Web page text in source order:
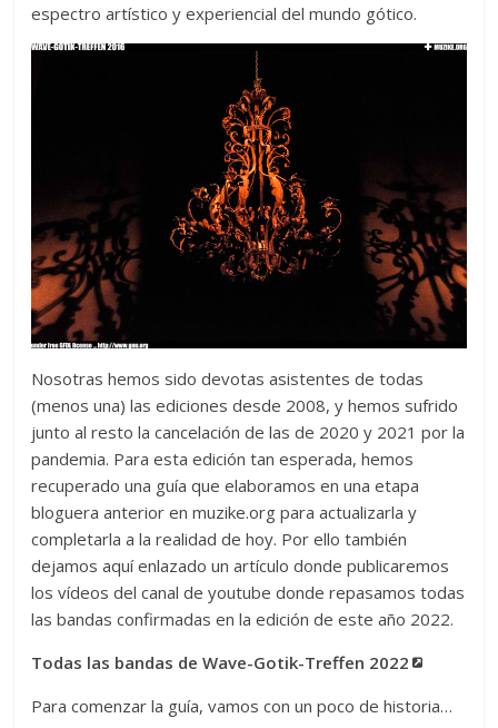
espectro artístico y experiencial del mundo gótico.
Nosotras hemos sido devotas asistentes de todas
(menos una) las ediciones desde 2008, y hemos sufrido
junto al resto la cancelación de las de 2020 y 2021 por la
pandemia. Para esta edición tan esperada, hemos
recuperado una guía que elaboramos en una etapa
bloguera anterior en muzike.org para actualizarla y
completarla a la realidad de hoy. Por ello también
dejamos aquí enlazado un artículo donde publicaremos
los vídeos del canal de youtube donde repasamos todas
las bandas confirmadas en la edición de este año 2022.
Todas las bandas de Wave-Gotik-Treffen 2022
Para comenzar la guía, vamos con un poco de historia…